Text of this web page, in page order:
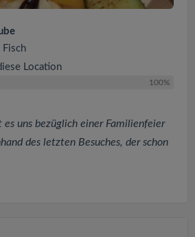
Fisch
Location
100%
uns bezüglich einer Familienfeier
des letzten Besuches, der schon